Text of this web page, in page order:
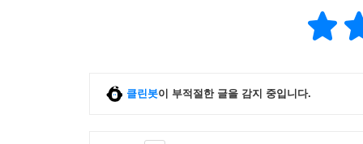
클린봇이 부적절한 글을 감지 중입니다.